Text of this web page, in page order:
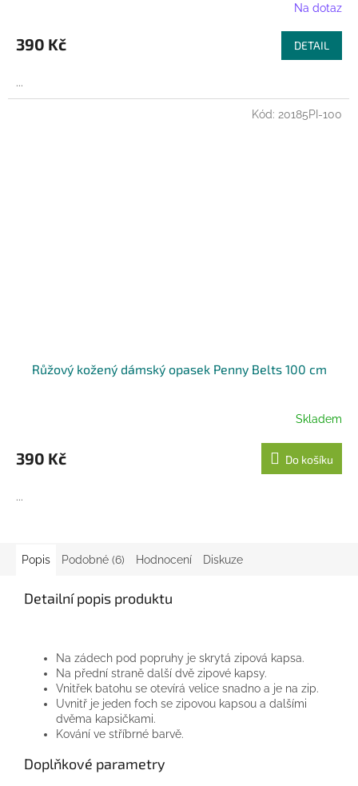
Na dotaz
390 Kč DETAIL
...
Růžový kožený dámský opasek Penny Belts 100 cm
Skladem
390 Kč Do košíku
...
Kód: 20185PI-100
Popis Podobné (6) Hodnocení Diskuze
Detailní popis produktu
Na zádech pod popruhy je skrytá zipová kapsa.
Na přední straně další dvě zipové kapsy.
Vnitřek batohu se otevírá velice snadno a je na zip.
Uvnitř je jeden foch se zipovou kapsou a dalšími
dvěma kapsičkami.
Kování ve stříbrné barvě.
Doplňkové parametry